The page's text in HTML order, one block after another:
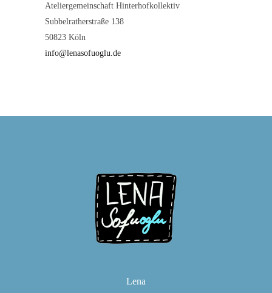
Ateliergemeinschaft Hinterhofkollektiv
Subbelratherstraße 138
50823 Köln
info@lenasofuoglu.de
Lena